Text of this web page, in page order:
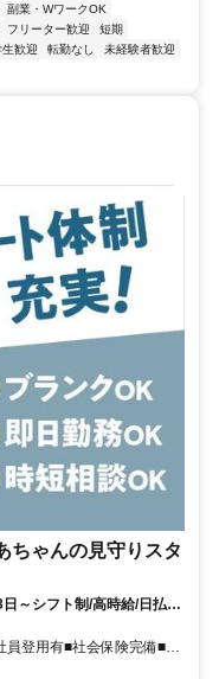
副業・WワークOK
フリーター歓迎
短期
生歓迎 転勤なし
未経験者歓迎
ちゃんの見守りスタ
～シフト制/高時給/日払い
員登用有■社会保険完備■履